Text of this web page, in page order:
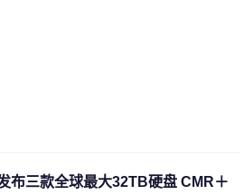
布三款全球最大32TB硬盘 CMR＋